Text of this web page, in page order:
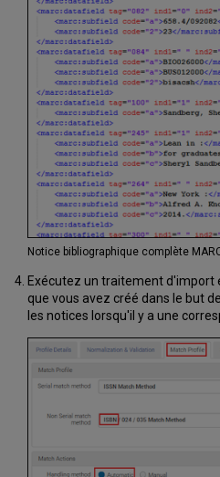
Notice bibliographique complète
Exécutez un traitement d'import
que vous avez créé dans le but
les notices lorsqu'il y a une